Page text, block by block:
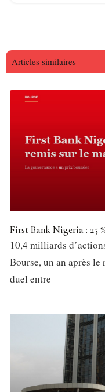
Articles similaires
First Bank Nigeria : 25
10,4 milliards
Bourse, un an après
duel entre